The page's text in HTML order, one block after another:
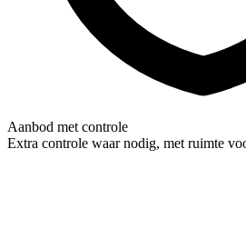
Aanbod met controle
Extra controle waar nodig, met ruimte